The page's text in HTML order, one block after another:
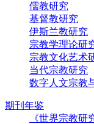
儒教研究
基督教研究
伊斯兰教研究
宗教学理论研
宗教文化艺术
当代宗教研究
数字人文宗教
期刊年鉴
《世界宗教研